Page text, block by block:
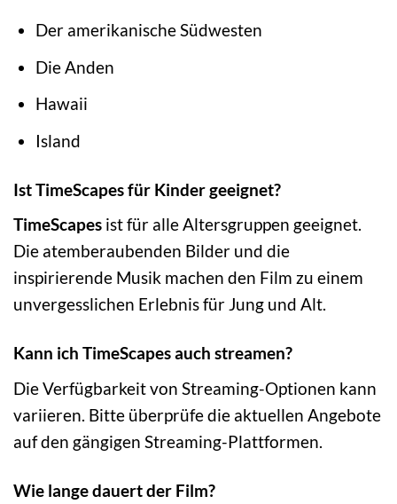
Der amerikanische Südwesten
Die Anden
Hawaii
Island
Ist TimeScapes für Kinder geeignet?
TimeScapes ist für alle Altersgruppen geeignet.
Die atemberaubenden Bilder und die
inspirierende Musik machen den Film zu einem
unvergesslichen Erlebnis für Jung und Alt.
Kann ich TimeScapes auch streamen?
Die Verfügbarkeit von Streaming-Optionen kann
variieren. Bitte überprüfe die aktuellen Angebote
auf den gängigen Streaming-Plattformen.
Wie lange dauert der Film?